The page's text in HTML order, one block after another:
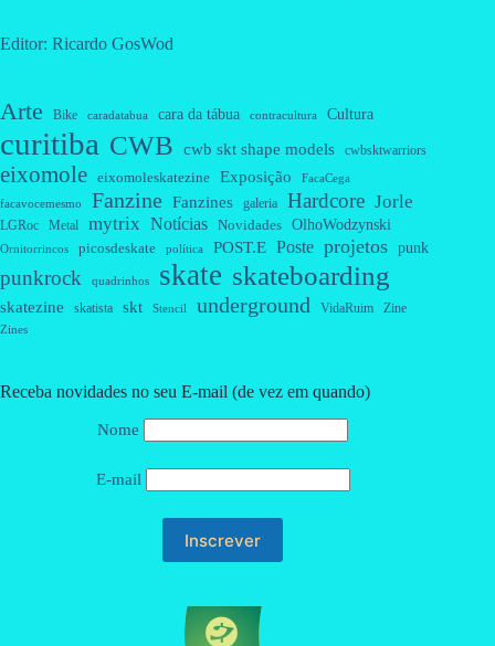
Editor: Ricardo GosWod
Arte Bike caradatabua cara da tábua contracultura Cultura
curitiba CWB cwb skt shape models cwbsktwarriors
eixomole eixomoleskatezine Exposição FacaCega
facavocemesmo Fanzine Fanzines galeria Hardcore Jorle
LGRoc Metal mytrix Notícias Novidades OlhoWodzynski
Ornitorrincos picosdeskate política POST.E Poste projetos punk
punkrock quadrinhos skate skateboarding
skatezine skatista skt Stencil underground VidaRuim Zine
Zines
Receba novidades no seu E-mail (de vez em quando)
Nome
E-mail